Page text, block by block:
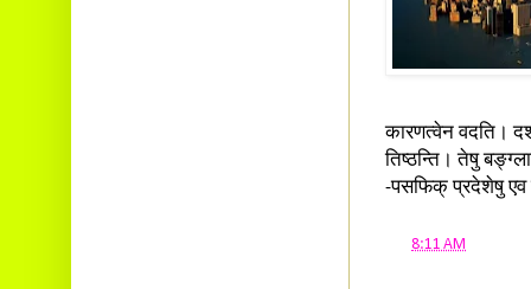
कारणत्‍वेन वदति। दश
तिष्ठन्ति। तेषु
-पसफिक् प्रदेशेषु एव
8:11 AM